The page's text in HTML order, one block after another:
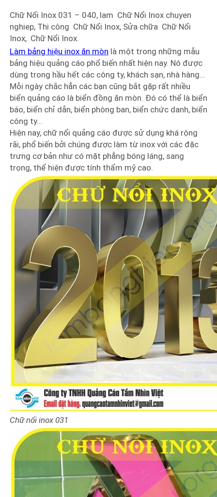
Chữ Nổi Inox 031 – 040, lam Chữ Nổi Inox chuyen
nghiep, Thi công Chữ Nổi Inox, Sửa chữa Chữ Nổi
Inox, Chữ Nổi Inox.
Làm bảng hiệu inox ăn mòn là một trong những mẫu
bảng hiệu quảng cáo phổ biến nhất hiện nay. Nó được
dùng trong hầu hết các công ty, khách sạn, nhà hàng…
Mỗi ngày chắc hẳn các bạn cũng bắt gặp rất nhiều
biển quảng cáo là biển đồng ăn mòn. Đó có thể là biển
báo, biển chỉ dẫn, biển phòng ban, biển chức danh, biển
công ty…
Hiện nay, chữ nổi quảng cáo được sử dụng khá rộng
rãi, phổ biến bởi chúng được làm từ inox với các đặc
trưng cơ bản như có mặt phẳng bóng láng, sang
trọng, thể hiện được tính thẩm mỹ cao.
Chữ nổi inox 031